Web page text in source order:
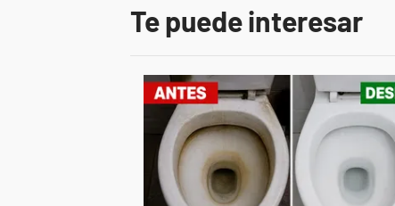
Te puede interesar